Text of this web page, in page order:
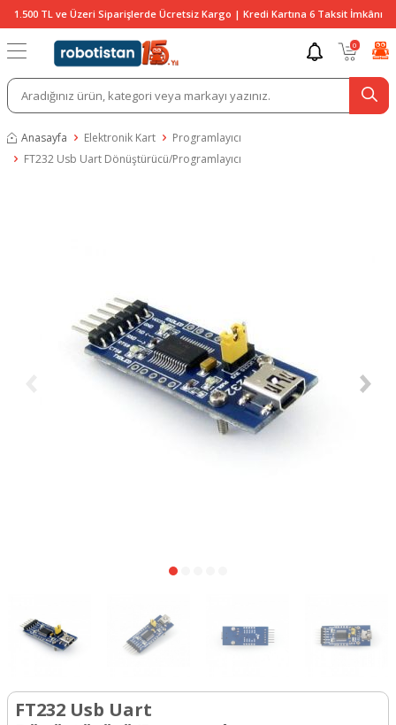
1.500 TL ve Üzeri Siparişlerde Ücretsiz Kargo | Kredi Kartına 6 Taksit İmkânı
0
Anasayfa Elektronik Kart
Programlayıcı
FT232 Usb Uart Dönüştürücü/Programlayıcı
FT232 Usb Uart